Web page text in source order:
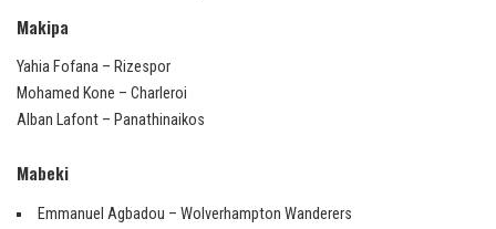
Makipa
Yahia Fofana – Rizespor
Mohamed Kone – Charleroi
Alban Lafont – Panathinaikos
Mabeki
Emmanuel Agbadou – Wolverhampton Wanderers